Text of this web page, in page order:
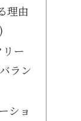
理由
ー
ラン
ショ